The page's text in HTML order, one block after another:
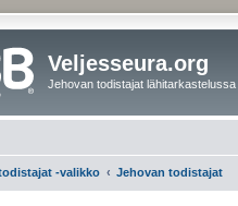
Veljesseura.org
Jehovan todistajat lähitarkastelussa
-valikko Jehovan todistajat